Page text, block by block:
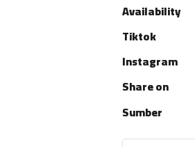
Availability
Tiktok
Instagram
Share on
Sumber